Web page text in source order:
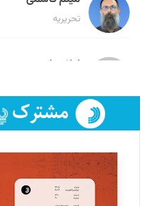
تحریریه
لیلا حنارود
فائزه فتحی رستمی
تحریریه
سروش کرمیان